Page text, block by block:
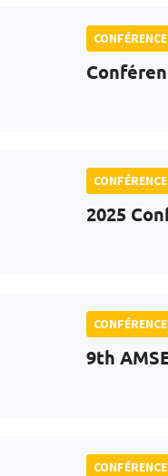
2025
9th